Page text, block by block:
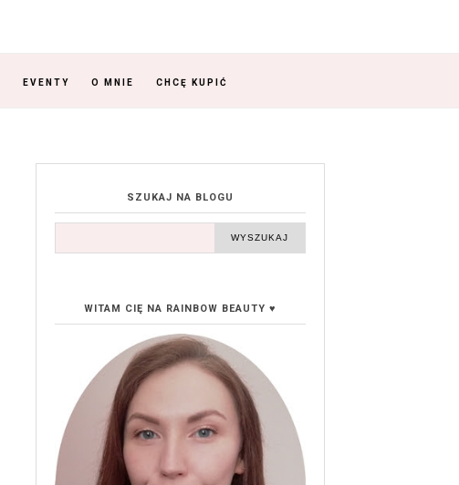
EVENTY O MNIE CHCĘ KUPIĆ
SZUKAJ NA BLOGU
WITAM CIĘ NA RAINBOW BEAUTY ♥